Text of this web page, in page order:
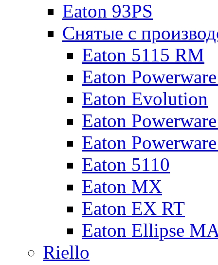
Eaton 93PS
Снятые с
Eaton 5115 RM
Eaton
Eaton Evolution
Eaton
Eaton
Eaton 5110
Eaton MX
Eaton EX RT
Eaton Ellipse
Riello